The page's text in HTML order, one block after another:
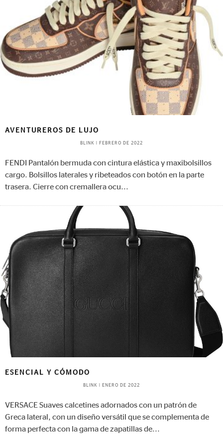
AVENTUREROS DE LUJO
BLINK FEBRERO DE 2022
FENDI Pantalón bermuda con cintura elástica y maxibolsillos
cargo. Bolsillos laterales y ribeteados con botón en la parte
trasera. Cierre con cremallera ocu...
ESENCIAL Y CÓMODO
BLINK ENERO DE 2022
VERSACE Suaves calcetines adornados con un patrón de
Greca lateral, con un diseño versátil que se complementa de
forma perfecta con la gama de zapatillas de...